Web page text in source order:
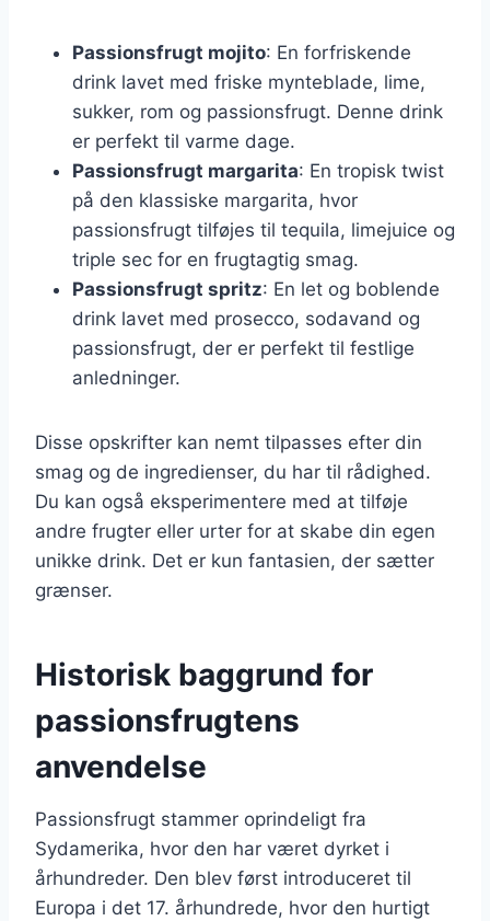
Passionsfrugt mojito: En forfriskende
drink lavet med friske mynteblade, lime,
sukker, rom og passionsfrugt. Denne drink
er perfekt til varme dage.
Passionsfrugt margarita: En tropisk twist
på den klassiske margarita, hvor
passionsfrugt tilføjes til tequila, limejuice og
triple sec for en frugtagtig smag.
Passionsfrugt spritz: En let og boblende
drink lavet med prosecco, sodavand og
passionsfrugt, der er perfekt til festlige
anledninger.
Disse opskrifter kan nemt tilpasses efter din
smag og de ingredienser, du har til rådighed.
Du kan også eksperimentere med at tilføje
andre frugter eller urter for at skabe din egen
unikke drink. Det er kun fantasien, der sætter
grænser.
Historisk baggrund for
passionsfrugtens
anvendelse
Passionsfrugt stammer oprindeligt fra
Sydamerika, hvor den har været dyrket i
århundreder. Den blev først introduceret til
Europa i det 17. århundrede, hvor den hurtigt